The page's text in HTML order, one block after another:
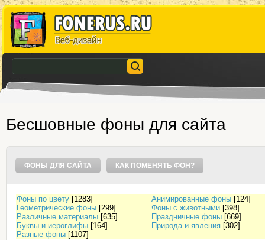
Бесшовные фоны для сайта
ФОНЫ ДЛЯ САЙТА КАК ПОМЕНЯТЬ ФОН?
Фоны по цвету [1283] Анимированные фоны [124]
Геометрические фоны [299] Фоны с животными [398]
Различные материалы [635] Праздничные фоны [669]
Буквы и иероглифы [164] Природа и явления [302]
Разные фоны [1107]